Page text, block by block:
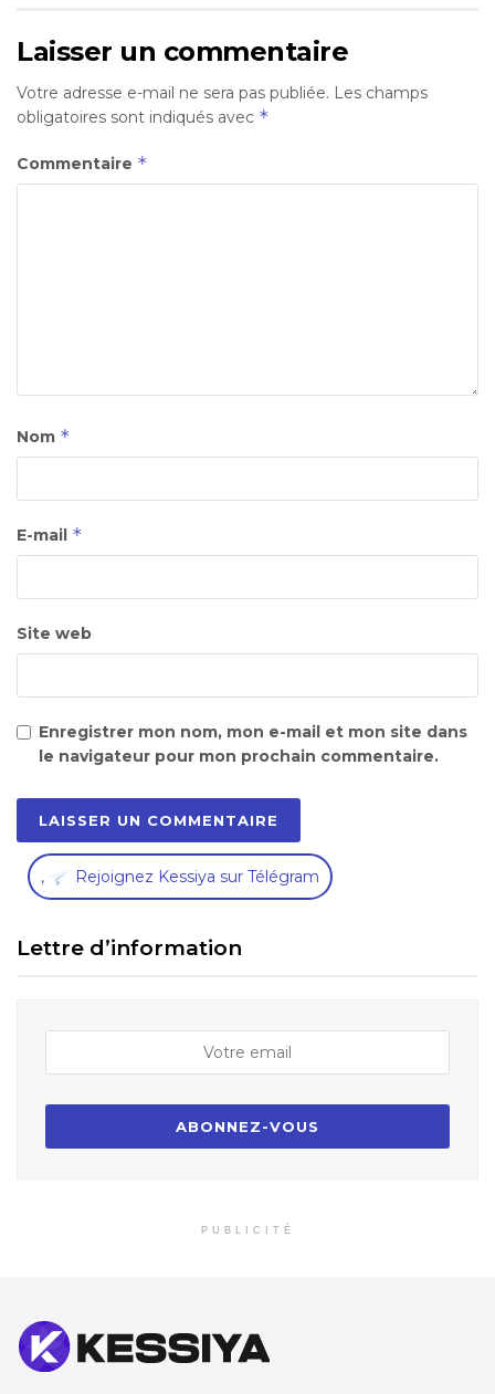
Laisser un commentaire
Votre adresse e-mail ne sera pas publiée. Les champs
obligatoires sont indiqués avec *
Commentaire *
Nom *
E-mail *
Site web
Enregistrer mon nom, mon e-mail et mon site dans
le navigateur pour mon prochain commentaire.
, Rejoignez Kessiya sur Télégram
Lettre d’information
PUBLICITÉ